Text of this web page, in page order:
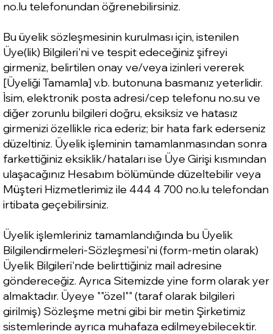
no.lu telefonundan öğrenebilirsiniz.
Bu üyelik sözleşmesinin kurulması için, istenilen
Üye(lik) Bilgileri'ni ve tespit edeceğiniz şifreyi
girmeniz, belirtilen onay ve/veya izinleri vererek
[Üyeliği Tamamla] v.b. butonuna basmanız yeterlidir.
İsim, elektronik posta adresi/cep telefonu no.su ve
diğer zorunlu bilgileri doğru, eksiksiz ve hatasız
girmenizi özellikle rica ederiz; bir hata fark ederseniz
düzeltiniz. Üyelik işleminin tamamlanmasından sonra
farkettiğiniz eksiklik/hataları ise Üye Girişi kısmından
ulaşacağınız Hesabım bölümünde düzeltebilir veya
Müşteri Hizmetlerimiz ile 444 4 700 no.lu telefondan
irtibata geçebilirsiniz.
Üyelik işlemleriniz tamamlandığında bu Üyelik
Bilgilendirmeleri-Sözleşmesi'ni (form-metin olarak)
Üyelik Bilgileri'nde belirttiğiniz mail adresine
göndereceğiz. Ayrıca Sitemizde yine form olarak yer
almaktadır. Üyeye ""özel"" (taraf olarak bilgileri
girilmiş) Sözleşme metni gibi bir metin Şirketimiz
sistemlerinde ayrıca muhafaza edilmeyebilecektir.